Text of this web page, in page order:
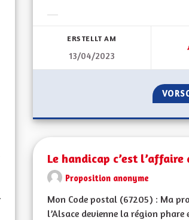
ERSTELLT AM
13/04/2023
Le handicap c’est l’affaire
Proposition anonyme
Mon Code postal (67205) : Ma
l’Alsace devienne la région phare